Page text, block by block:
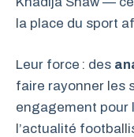
la place du sport
Leur force : des
faire rayonner les
engagement pour
l’actualité